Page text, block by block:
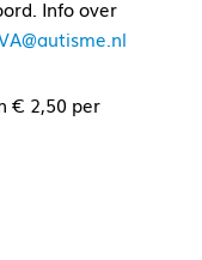
Info over
€ 2,50 per